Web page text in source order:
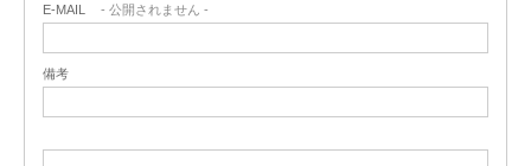
E-MAIL - 公開されません -
備考